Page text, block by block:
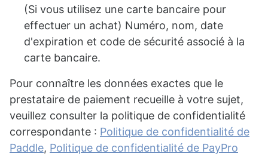
(Si vous utilisez une carte bancaire pour
effectuer un achat) Numéro, nom, date
d'expiration et code de sécurité associé à la
carte bancaire.
Pour connaître les données exactes que le
prestataire de paiement recueille à votre sujet,
veuillez consulter la politique de confidentialité
correspondante : Politique de confidentialité de
Paddle, Politique de confidentialité de PayPro